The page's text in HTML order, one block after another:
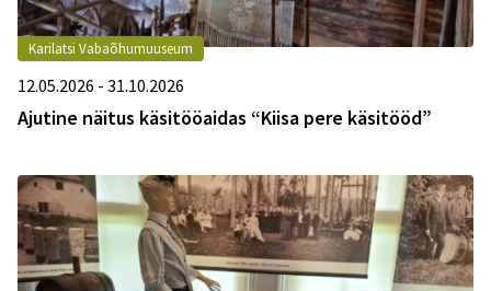
Karilatsi Vabaõhumuuseum
12.05.2026 - 31.10.2026
Ajutine näitus käsitööaidas “Kiisa pere käsitööd”